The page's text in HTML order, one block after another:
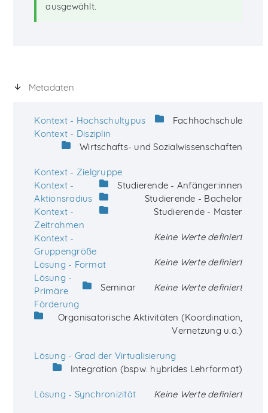
ausgewählt.
Metadaten
Kontext - Hochschultypus
Fachhochschule
Kontext - Disziplin
Wirtschafts- und Sozialwissenschaften
Kontext - Zielgruppe
Studierende - Anfänger:innen
Studierende - Bachelor
Studierende - Master
Kontext -
Aktionsradius
Keine Werte definiert
Kontext -
Zeitrahmen
Keine Werte definiert
Kontext -
Gruppengröße
Keine Werte definiert
Lösung - Format
Seminar
Lösung -
Primäre
Förderung
Organisatorische Aktivitäten (Koordination,
Vernetzung u.ä.)
Lösung - Grad der Virtualisierung
Integration (bspw. hybrides Lehrformat)
Lösung - Synchronizität Keine Werte definiert